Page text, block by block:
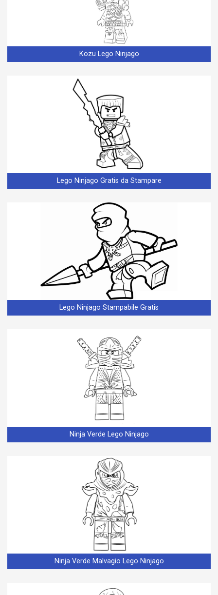
Kozu Lego Ninjago
Lego Ninjago Gratis da Stampare
Lego Ninjago Stampabile Gratis
Ninja Verde Lego Ninjago
Ninja Verde Malvagio Lego Ninjago